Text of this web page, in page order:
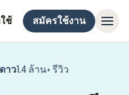
ช้ สมัครใช้งาน
าว1.4 ล้าน+ รีวิว
(เปิดในหน้าต่